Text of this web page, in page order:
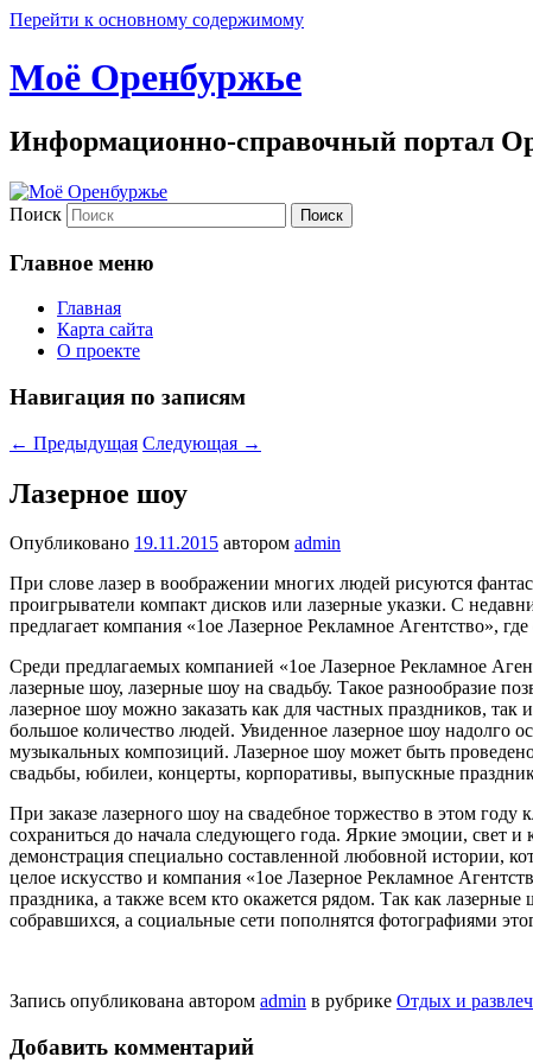
Перейти к основному содержимому
Моё Оренбуржье
Информационно-справочный портал
Поиск
Главное меню
Главная
Карта сайта
О проекте
Навигация по записям
← Предыдущая Следующая →
Лазерное шоу
Опубликовано 19.11.2015 автором admin
При слове лазер в воображении многих людей рисуются
проигрыватели компакт дисков или лазерные указки. С
предлагает компания «1ое Лазерное Рекламное Агентство»,
Среди предлагаемых компанией «1ое Лазерное Рекламное
лазерные шоу, лазерные шоу на свадьбу. Такое разнообразие
лазерное шоу можно заказать как для частных праздников,
большое количество людей. Увиденное лазерное шоу надолго
музыкальных композиций. Лазерное шоу может быть
свадьбы, юбилеи, концерты, корпоративы, выпускные
При заказе лазерного шоу на свадебное торжество в этом
сохраниться до начала следующего года. Яркие эмоции, свет
демонстрация специально составленной любовной истории,
целое искусство и компания «1ое Лазерное Рекламное
праздника, а также всем кто окажется рядом. Так как
собравшихся, а социальные сети пополнятся фотографиями
Запись опубликована автором admin в рубрике Отдых и
Добавить комментарий